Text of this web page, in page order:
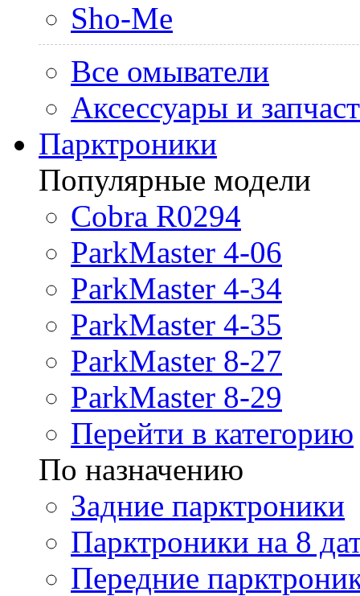
Sho-Me
Все омыватели
Аксессуары и
Парктроники
Популярные модели
Cobra R0294
ParkMaster 4-06
ParkMaster 4-34
ParkMaster 4-35
ParkMaster 8-27
ParkMaster 8-29
Перейти в категорию
По назначению
Задние парктроники
Парктроники на 8
Передние